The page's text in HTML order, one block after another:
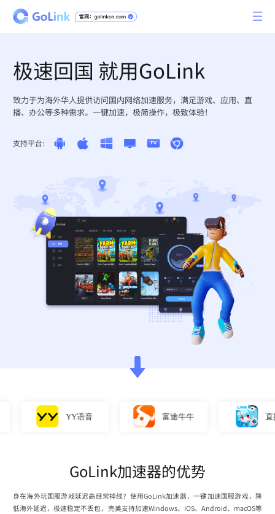
极速回国 就用GoLink
致力于为海外华人提供访问国内网络加速服务，满足游戏、应用、直
播、办公等多种需求。一键加速，极简操作，极致体验！
支持平台:
YY语音 富途牛牛 直播姬
GoLink加速器的优势
身在海外玩国服游戏延迟高经常掉线？使用GoLink加速器，一键加速国服游戏，降
低海外延迟，极速稳定不丢包，完美支持加速Windows、iOS、Android、macOS等